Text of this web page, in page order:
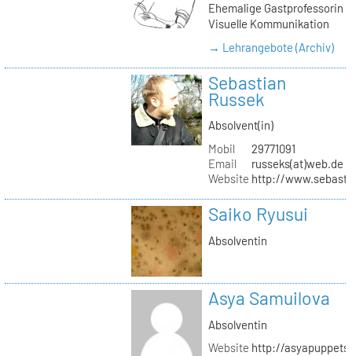
Ehemalige Gastprofessorin
Visuelle Kommunikation
→ Lehrangebote (Archiv)
Sebastian
Russek
Absolvent(in)
Mobil
29771091
Email
russeks(at)web.de
Website http://
Saiko Ryusui
Absolventin
Asya Samuilova
Absolventin
Website http://